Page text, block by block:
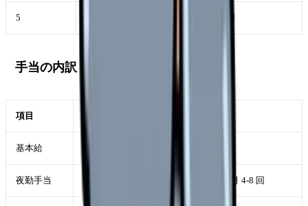
5
手当の内訳 (典型的な男性看護師月収)
項目
基本給
夜勤手当 1 回 1.0-1.5 万円 × 月 4-8 回